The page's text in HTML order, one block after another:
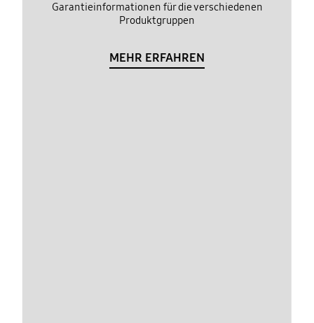
Garantieinformationen für die verschiedenen
Produktgruppen
MEHR ERFAHREN